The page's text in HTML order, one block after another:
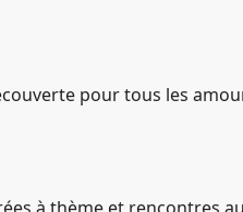
pour tous les
à thème et rencontres